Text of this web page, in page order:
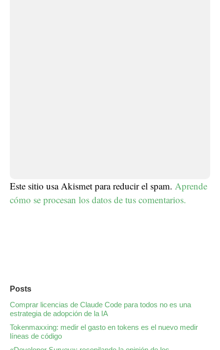
Este sitio usa Akismet para reducir el spam. Aprende
cómo se procesan los datos de tus comentarios.
Posts
Comprar licencias de Claude Code para todos no es una
estrategia de adopción de la IA
Tokenmaxxing: medir el gasto en tokens es el nuevo medir
líneas de código